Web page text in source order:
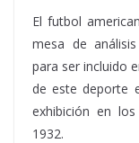
El futbol
mesa de
para ser incluido
de este deporte
exhibición en
1932.